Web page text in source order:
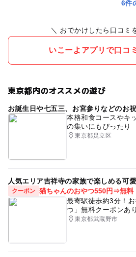
6件
＼ おでかけしたら口コミ
いこーよアプリで口コ
東京都内のオススメの遊び
お誕生日や七五三、お宮参りなどのお
本格和食コースやキ
の集いにもぴったり
東京都足立区
人気エリア吉祥寺の家族で楽しめる可
クーポン 猫ちゃんのおやつ550円⇒無料
最寄駅徒歩約3分！
つ」無料クーポンあり
東京都武蔵野市